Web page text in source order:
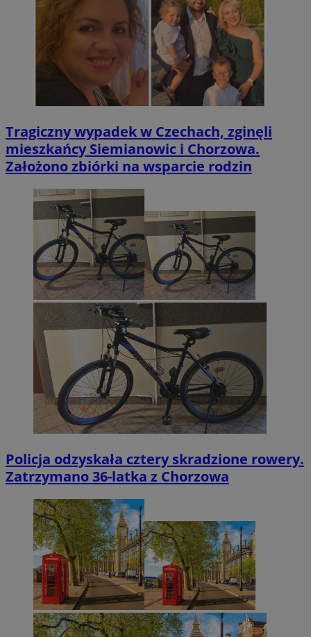
Tragiczny wypadek w Czechach, zginęli
mieszkańcy Siemianowic i Chorzowa.
Założono zbiórki na wsparcie rodzin
Policja odzyskała cztery skradzione rowery.
Zatrzymano 36-latka z Chorzowa